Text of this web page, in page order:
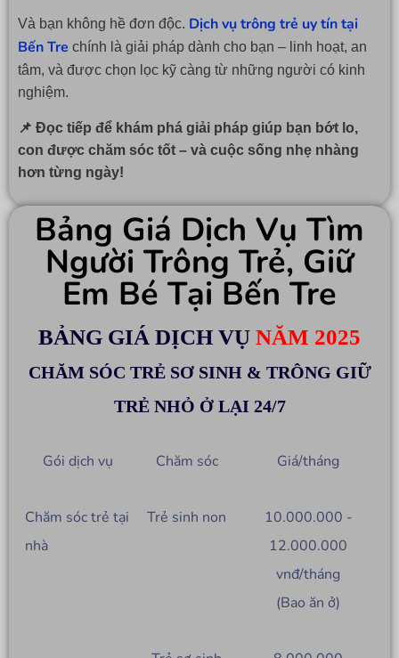
Và bạn không hề đơn độc. Dịch vụ trông trẻ uy tín tại
Bến Tre chính là giải pháp dành cho bạn – linh hoạt, an
tâm, và được chọn lọc kỹ càng từ những người có kinh
nghiệm.
📌 Đọc tiếp để khám phá giải pháp giúp bạn bớt lo,
con được chăm sóc tốt – và cuộc sống nhẹ nhàng
hơn từng ngày!
Bảng Giá Dịch Vụ Tìm
Người Trông Trẻ, Giữ
Em Bé Tại Bến Tre
BẢNG GIÁ DỊCH VỤ NĂM 2025
CHĂM SÓC TRẺ SƠ SINH & TRÔNG GIỮ
TRẺ NHỎ Ở LẠI 24/7
Gói dịch vụ Chăm sóc Giá/tháng
Chăm sóc trẻ tại
nhà
Trẻ sinh non
10.000.000 -
12.000.000
vnđ/tháng
(Bao ăn ở)